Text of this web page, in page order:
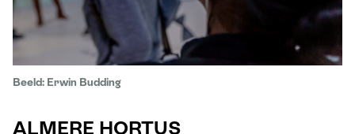
Beeld: Erwin Budding
ALMERE HORTUS